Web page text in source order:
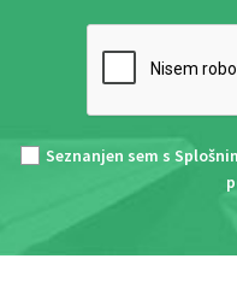
Seznanjen sem s